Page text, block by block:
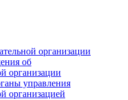
организации
об
организации
управления
организацией